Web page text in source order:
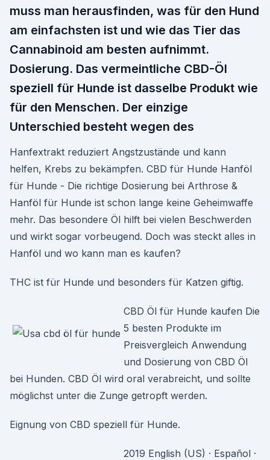
muss man herausfinden, was für den Hund
am einfachsten ist und wie das Tier das
Cannabinoid am besten aufnimmt.
Dosierung. Das vermeintliche CBD-Öl
speziell für Hunde ist dasselbe Produkt wie
für den Menschen. Der einzige
Unterschied besteht wegen des
Hanfextrakt reduziert Angstzustände und kann
helfen, Krebs zu bekämpfen. CBD für Hunde Hanföl
für Hunde - Die richtige Dosierung bei Arthrose &
Hanföl für Hunde ist schon lange keine Geheimwaffe
mehr. Das besondere Öl hilft bei vielen Beschwerden
und wirkt sogar vorbeugend. Doch was steckt alles in
Hanföl und wo kann man es kaufen?
THC ist für Hunde und besonders für Katzen giftig.
CBD Öl für Hunde kaufen Die
5 besten Produkte im
Preisvergleich Anwendung
und Dosierung von CBD Öl
bei Hunden. CBD Öl wird oral verabreicht, und sollte
möglichst unter die Zunge getropft werden.
Eignung von CBD speziell für Hunde.
2019 English (US) · Español ·